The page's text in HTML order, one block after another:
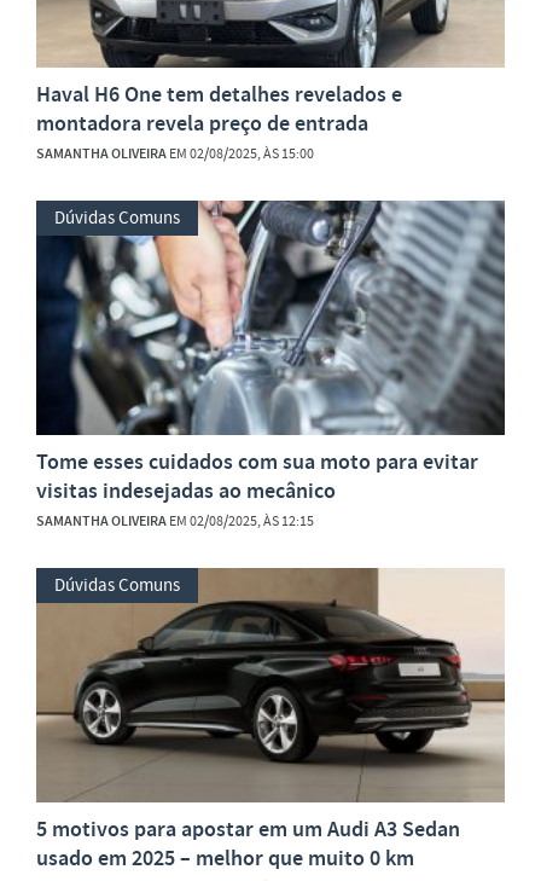
Haval H6 One tem detalhes revelados e
montadora revela preço de entrada
SAMANTHA OLIVEIRAEM 02/08/2025, ÀS 15:00
Dúvidas Comuns
Tome esses cuidados com sua moto para evitar
visitas indesejadas ao mecânico
SAMANTHA OLIVEIRAEM 02/08/2025, ÀS 12:15
Dúvidas Comuns
5 motivos para apostar em um Audi A3 Sedan
usado em 2025 – melhor que muito 0 km